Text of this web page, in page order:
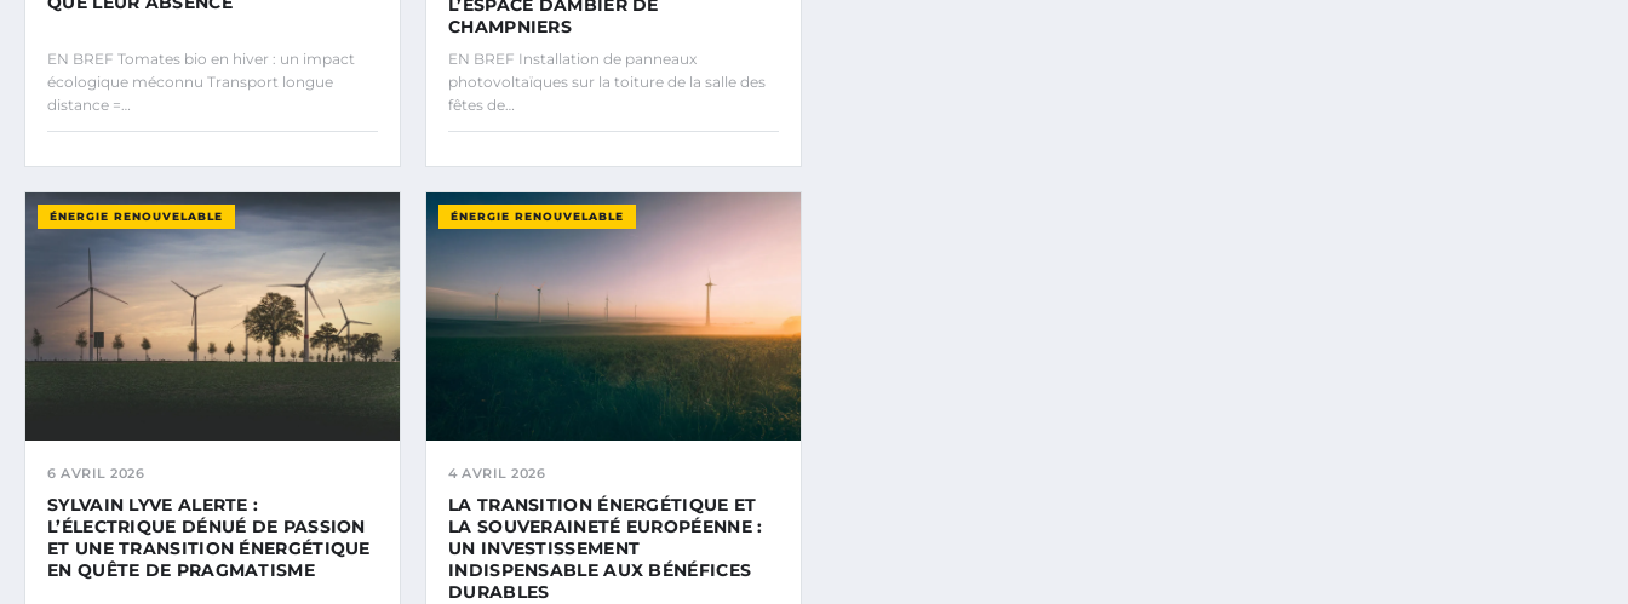
EN BREF Tomates bio en hiver : un impact
écologique méconnu Transport longue
distance =…
CHAMPNIERS
EN BREF Installation de panneaux
photovoltaïques sur la toiture de la salle des
fêtes de…
ÉNERGIE RENOUVELABLE
6 AVRIL 2026
SYLVAIN LYVE ALERTE :
L’ÉLECTRIQUE DÉNUÉ DE PASSION
ET UNE TRANSITION ÉNERGÉTIQUE
EN QUÊTE DE PRAGMATISME
ÉNERGIE RENOUVELABLE
4 AVRIL 2026
LA TRANSITION ÉNERGÉTIQUE ET
LA SOUVERAINETÉ EUROPÉENNE :
UN INVESTISSEMENT
INDISPENSABLE AUX BÉNÉFICES
DURABLES